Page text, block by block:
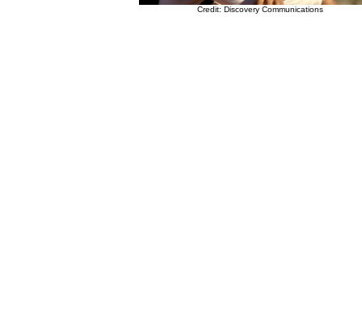
Credit: Discovery Communications